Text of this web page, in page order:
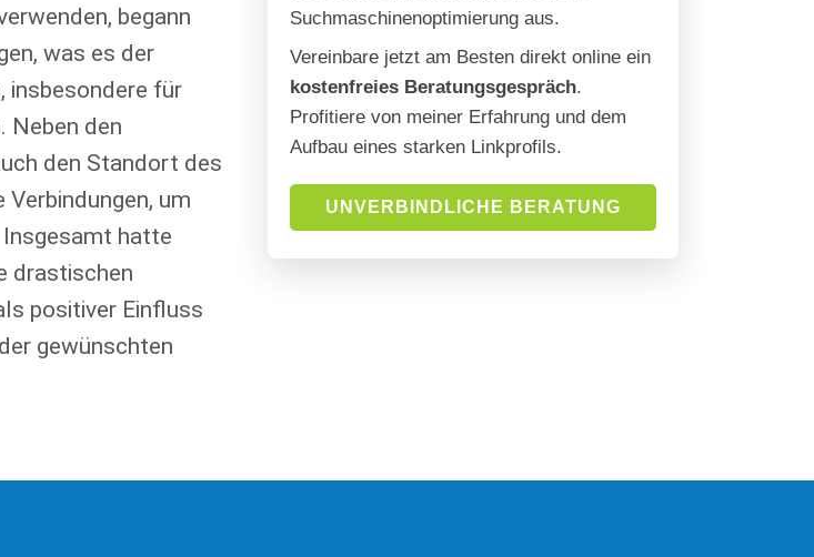
begann
was es der
insbesondere für
Neben den
den Standort des
um
Insgesamt hatte
drastischen
positiver Einfluss
gewünschten
Suchmaschinenoptimierung aus.
Vereinbare jetzt am Besten direkt online ein
kostenfreies Beratungsgespräch.
Profitiere von meiner Erfahrung und dem
Aufbau eines starken Linkprofils.
UNVERBINDLICHE BERATUNG